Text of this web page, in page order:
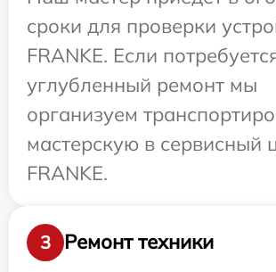
сроки для проверки
FRANKE. Если
углубленный ремонт мы
организуем
мастерскую в сервисный
FRANKE.
3
Ремонт техники